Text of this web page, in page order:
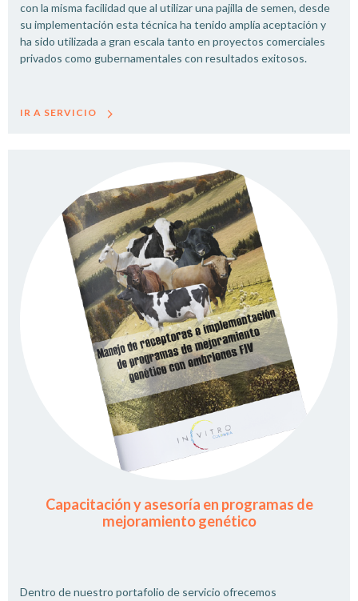
con la misma facilidad que al utilizar una pajilla de semen, desde
su implementación esta técnica ha tenido amplía aceptación y
ha sido utilizada a gran escala tanto en proyectos comerciales
privados como gubernamentales con resultados exitosos.
IR A SERVICIO
Capacitación y asesoría en programas de
mejoramiento genético
Dentro de nuestro portafolio de servicio ofrecemos